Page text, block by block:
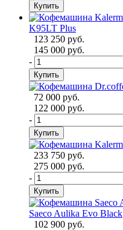
Купить
K95LT Plus
123 250 руб.
145 000 руб.
-
Купить
72 000 руб.
122 000 руб.
-
Купить
233 750 руб.
275 000 руб.
-
Купить
Saeco Aulika Evo Black
102 900 руб.